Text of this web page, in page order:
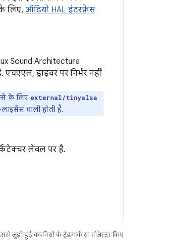
लिए, ऑडियो HAL इंटरफ़ेस
Sound Architecture
ड्राइवर पर निर्भर नहीं
के लिए external/tinyalsa
वाली होती है.
लेवल पर है.
हुई कंपनियों के ट्रेडमार्क या रजिस्टर किए